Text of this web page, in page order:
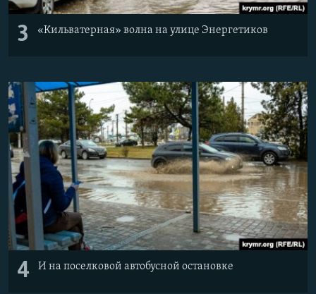
3 «Кильватерная» волна на улице Энергетиков
4 И на поселковой автобусной остановке